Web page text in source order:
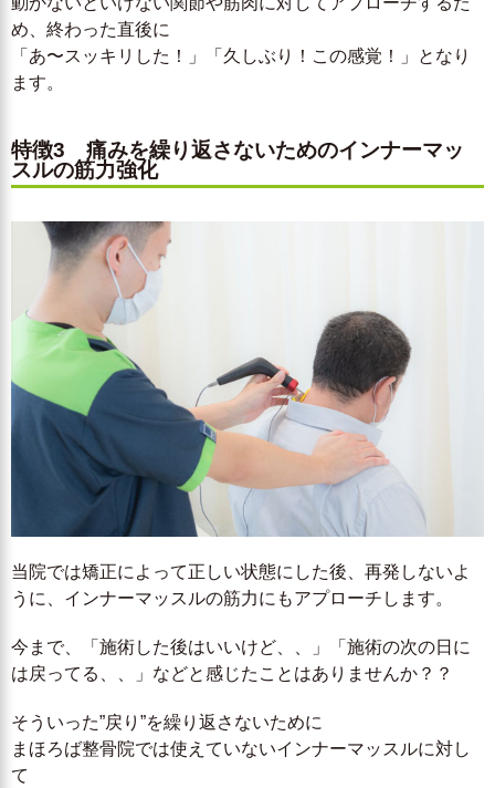
め、終わった直後に
「あ〜スッキリした！」「久しぶり！この感覚！」となり
ます。
特徴3 痛みを繰り返さないためのインナーマッ
スルの筋力強化
当院では矯正によって正しい状態にした後、再発しないよ
うに、インナーマッスルの筋力にもアプローチします。
今まで、「施術した後はいいけど、、」「施術の次の日に
は戻ってる、、」などと感じたことはありませんか？？
そういった”戻り”を繰り返さないために
まほろば整骨院では使えていないインナーマッスルに対し
て